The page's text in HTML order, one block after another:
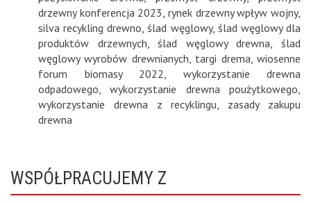
drzewny konferencja 2023 ,rynek drzewny wpływ wojny,
silva recykling drewno ślad węglowy, ślad węglowy dla
produktów drzewnych
ślad węglowy drewna
ślad
węglowy wyrobów drewnianych targi drema ,wiosenne
forum biomasy 2022
wykorzystanie drewna
odpadowego ,wykorzystanie drewna poużytkowego
wykorzystanie drewna z recyklingu
zasady zakupu
drewna
WSPÓŁPRACUJEMY Z